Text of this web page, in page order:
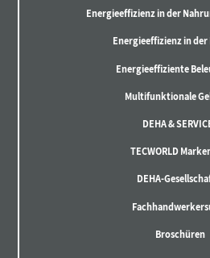
Energieeffizienz in der
Energieeffizienz in
Energieeffiziente
Multifunktionale
DEHA &
TECWORLD
DEHA-
Broschüren